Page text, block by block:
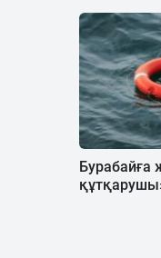
Бурабайға